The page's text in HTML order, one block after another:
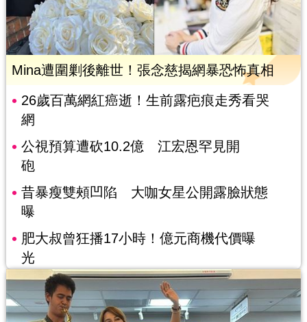
Mina遭圍剿後離世！張念慈揭網暴恐怖真相
26歲百萬網紅癌逝！生前露疤痕走秀看哭
網
公視預算遭砍10.2億 江宏恩罕見開
砲
昔暴瘦雙頰凹陷 大咖女星公開露臉狀態
曝
肥大叔曾狂播17小時！億元商機代價曝
光